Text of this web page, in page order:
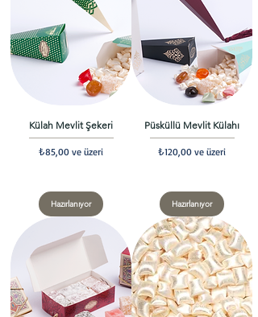
Külah Mevlit Şekeri
₺85,00 ve üzeri
İndirimli Fiyat
Hazırlanıyor
Püsküllü Mevlit Külahı
₺120,00 ve üzeri
İndirimli Fiyat
Hazırlanıyor